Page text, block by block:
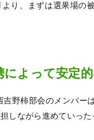
り、まずは選果場の
によって安定
野柿部会のメンバー
しながら進めていった